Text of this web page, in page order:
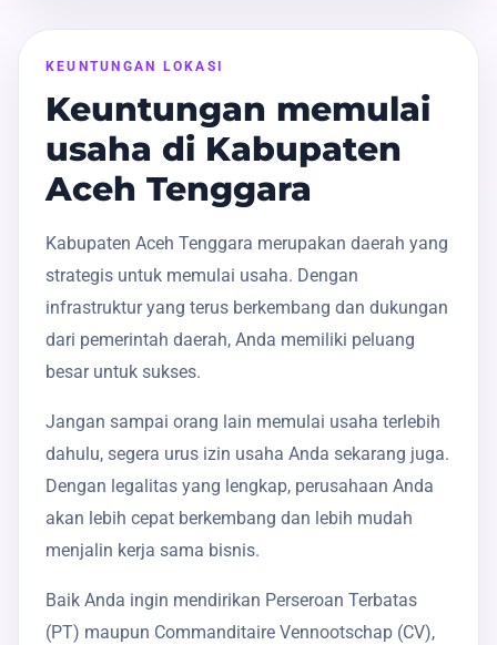
KEUNTUNGAN LOKASI
Keuntungan memulai
usaha di Kabupaten
Aceh Tenggara
Kabupaten Aceh Tenggara merupakan daerah yang
strategis untuk memulai usaha. Dengan
infrastruktur yang terus berkembang dan dukungan
dari pemerintah daerah, Anda memiliki peluang
besar untuk sukses.
Jangan sampai orang lain memulai usaha terlebih
dahulu, segera urus izin usaha Anda sekarang juga.
Dengan legalitas yang lengkap, perusahaan Anda
akan lebih cepat berkembang dan lebih mudah
menjalin kerja sama bisnis.
Baik Anda ingin mendirikan Perseroan Terbatas
(PT) maupun Commanditaire Vennootschap (CV),